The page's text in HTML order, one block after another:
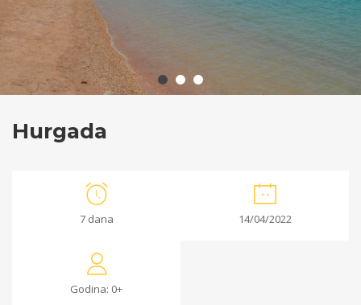
Hurgada
7 dana 14/04/2022
Godina: 0+
Hurgada